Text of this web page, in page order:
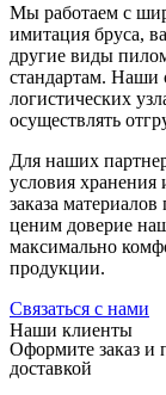
Мы работаем с
имитация бруса,
другие виды
стандартам. Наши
логистических
осуществлять
Для наших
условия хранения
заказа
ценим доверие
максимально
продукции.
Связаться с нами
Наши клиенты
Оформите заказ и
доставкой